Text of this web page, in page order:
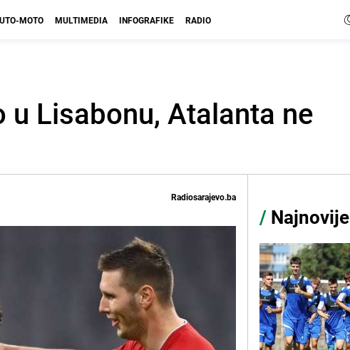
MOTO MULTIMEDIA INFOGRAFIKE RADIO
Lisabonu, Atalanta ne
Radiosarajevo.ba
/ Najnovije